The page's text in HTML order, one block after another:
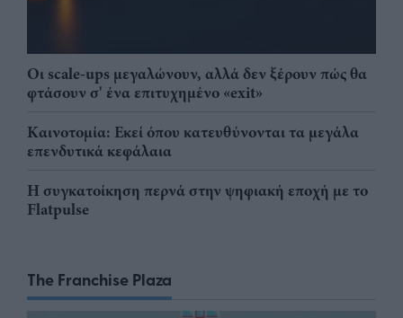
Οι scale-ups μεγαλώνουν, αλλά δεν ξέρουν πώς θα
φτάσουν σ' ένα επιτυχημένο «exit»
Καινοτομία: Εκεί όπου κατευθύνονται τα μεγάλα
επενδυτικά κεφάλαια
Η συγκατοίκηση περνά στην ψηφιακή εποχή με το
Flatpulse
The Franchise Plaza